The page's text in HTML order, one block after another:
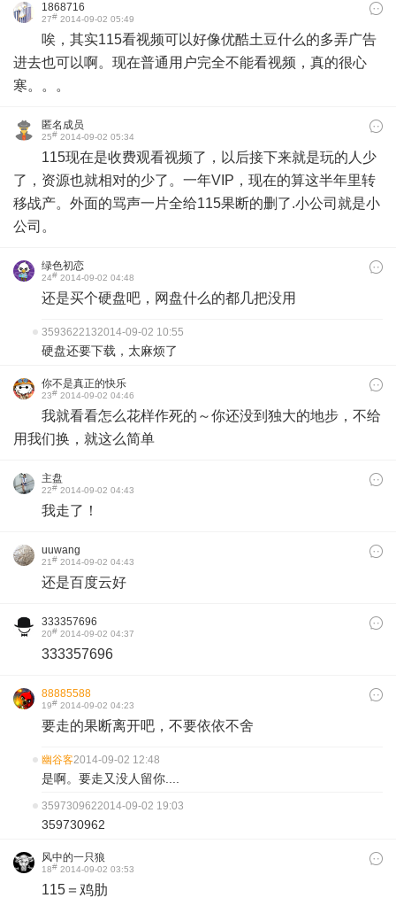
1868716
27# 2014-09-02 05:49
唉，其实115看视频可以好像优酷土豆什么的多弄广告
进去也可以啊。现在普通用户完全不能看视频，真的很心
寒。。。
匿名成员
25# 2014-09-02 05:34
115现在是收费观看视频了，以后接下来就是玩的人少
了，资源也就相对的少了。一年VIP，现在的算这半年里转
移战产。外面的骂声一片全给115果断的删了.小公司就是小
公司。
绿色初恋
24# 2014-09-02 04:48
还是买个硬盘吧，网盘什么的都几把没用
3593622132014-09-02 10:55
硬盘还要下载，太麻烦了
你不是真正的快乐
23# 2014-09-02 04:46
我就看看怎么花样作死的～你还没到独大的地步，不给
用我们换，就这么简单
主盘
22# 2014-09-02 04:43
我走了！
uuwang
21# 2014-09-02 04:43
还是百度云好
333357696
20# 2014-09-02 04:37
333357696
88885588
19# 2014-09-02 04:23
要走的果断离开吧，不要依依不舍
幽谷客2014-09-02 12:48
是啊。要走又没人留你....
3597309622014-09-02 19:03
359730962
风中的一只狼
18# 2014-09-02 03:53
115＝鸡肋